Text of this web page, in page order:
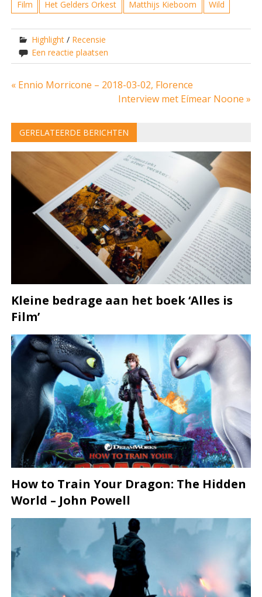
Film Het Gelders Orkest Matthijs Kieboom Wild
Highlight / Recensie
Een reactie plaatsen
Bericht
« Ennio Morricone – 2018-03-02, Florence
Interview met Eímear Noone »
GERELATEERDE BERICHTEN
Kleine bedrage aan het boek ‘Alles is
Film’
How to Train Your Dragon: The Hidden
World – John Powell